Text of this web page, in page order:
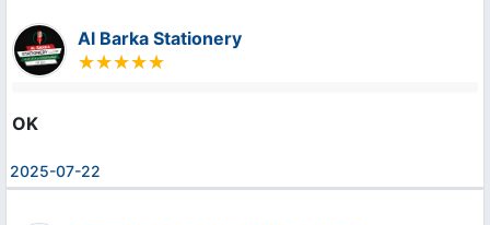
Al Barka Stationery
OK
2025-07-22